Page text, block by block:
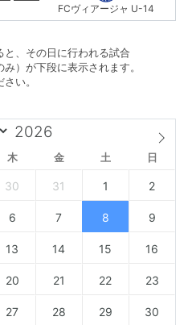
FCヴィアージャ U-14
、その日に行われる試合
）が下段に表示されます。
い。
木 金 土 日
30 31 1 2
6 7 8 9
13 14 15 16
20 21 22 23
27 28 29 30